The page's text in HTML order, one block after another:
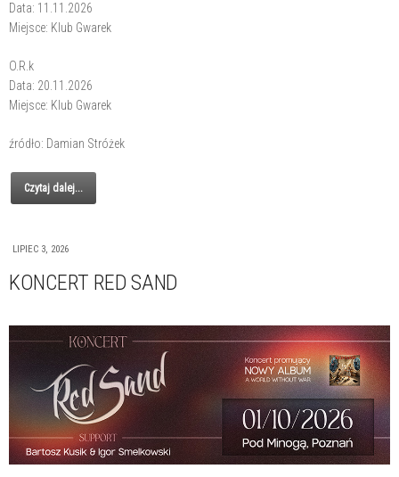
Data: 11.11.2026
Miejsce: Klub Gwarek
O.R.k
Data: 20.11.2026
Miejsce: Klub Gwarek
źródło: Damian Stróżek
Czytaj dalej...
LIPIEC 3, 2026
KONCERT RED SAND